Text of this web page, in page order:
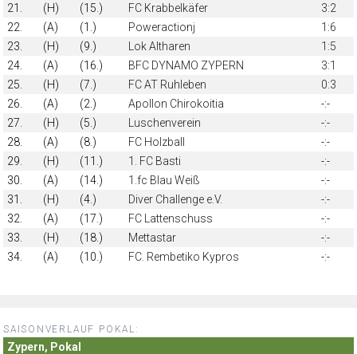
21.
(H) (15.) FC Krabbelkäfer
3:2
22.
(A) (1.) Poweractionj
1:6
23.
(H) (9.) Lok Altharen
1:5
24.
(A) (16.) BFC DYNAMO ZYPERN
3:1
25.
(H) (7.) FC AT Ruhleben
0:3
26.
(A) (2.) Apollon Chirokoitia
-:-
27.
(H) (5.) Luschenverein
-:-
28.
(A) (8.) FC Holzball
-:-
29.
(H) (11.) 1. FC Basti
-:-
30.
(A) (14.) 1.fc Blau Weiß
-:-
31.
(H) (4.) Diver Challenge e.V.
-:-
32.
(A) (17.) FC Lattenschuss
-:-
33.
(H) (18.) Mettastar
-:-
34.
(A) (10.) FC. Rembetiko Kypros -:-
SAISONVERLAUF POKAL:
Zypern, Pokal